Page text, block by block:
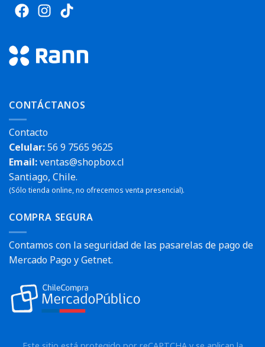
CONTÁCTANOS
Contacto
Celular:56 9 7565 9625
Email:ventas@shopbox.cl
Santiago, Chile.
(Sólo tienda online, no ofrecemos venta presencial).
COMPRA SEGURA
Contamos con la seguridad de las pasarelas de pago de
Mercado Pago y Getnet.